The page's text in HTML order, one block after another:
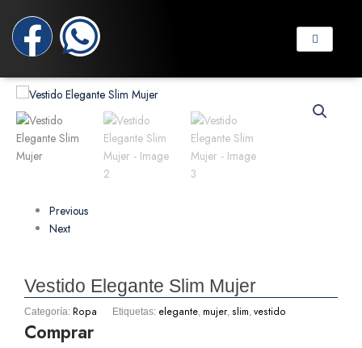
contenidoF
a
c
e
b
o
o
k
W
h
a
s
p
p
Previous
Next
Vestido Elegante Slim Mujer
Categoría: Ropa Etiquetas: elegante, mujer, slim, vestido
Comprar